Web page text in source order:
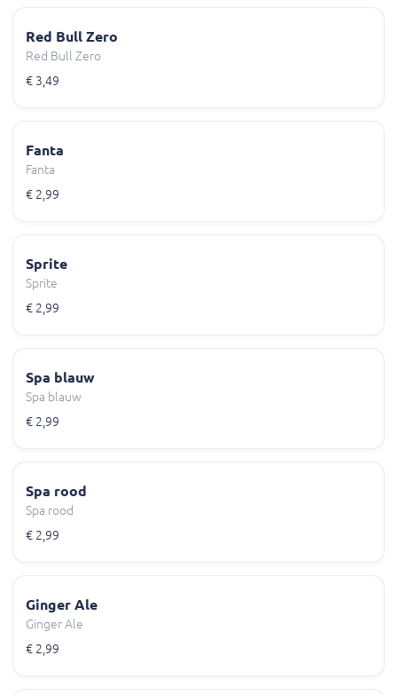
Red Bull Zero
Red Bull Zero
€ 3,49
Fanta
Fanta
€ 2,99
Sprite
Sprite
€ 2,99
Spa blauw
Spa blauw
€ 2,99
Spa rood
Spa rood
€ 2,99
Ginger Ale
Ginger Ale
€ 2,99